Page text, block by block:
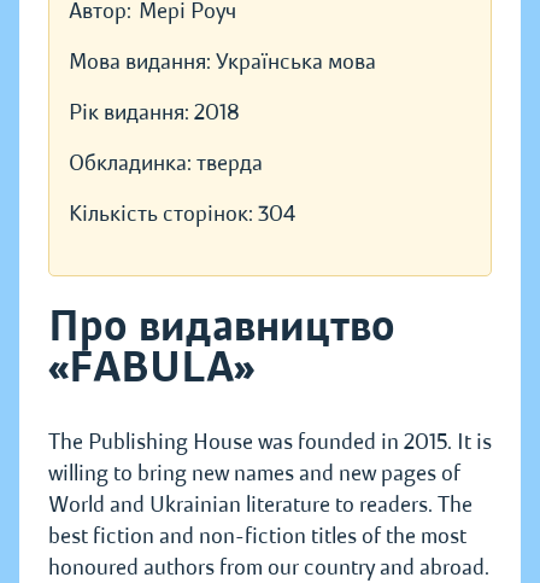
Автор: Мері Роуч
Мова видання: Українська мова
Рік видання: 2018
Обкладинка: тверда
Кількість сторінок: 304
Про видавництво
«FABULA»
The Publishing House was founded in 2015. It is
willing to bring new names and new pages of
World and Ukrainian literature to readers. The
best fiction and non-fiction titles of the most
honoured authors from our country and abroad.